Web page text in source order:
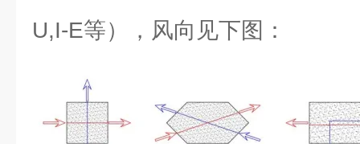
U,I-E等），风向见下图：